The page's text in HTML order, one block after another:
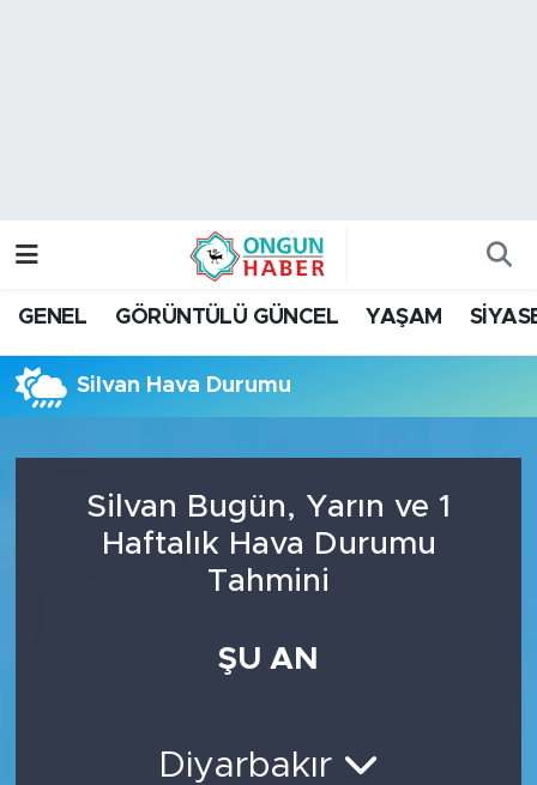
GENEL GÖRÜNTÜLÜ GÜNCEL YAŞAM
Silvan Hava Durumu
Silvan Bugün, Yarın ve 1
Haftalık Hava Durumu
Tahmini
ŞU AN
Diyarbakır
Trafik Durumu
Tüm Manşetler
Son Dakika Haberleri
Haber Arşivi